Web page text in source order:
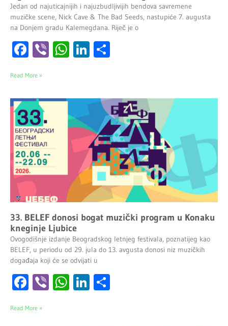
Jedan od najuticajnijih i najuzbudljivijih bendova savremene
muzičke scene, Nick Cave & The Bad Seeds, nastupiće 7. augusta
na Donjem gradu Kalemegdana. Riječ je o
Facebook
ViberWhatsApp
LinkedIn
Read More »
33. BELEF donosi bogat muzički program u Konaku
kneginje Ljubice
Ovogodišnje izdanje Beogradskog letnjeg festivala, poznatijeg kao
BELEF, u periodu od 29. jula do 13. avgusta donosi niz muzičkih
događaja koji će se odvijati u
Facebook
ViberWhatsApp
LinkedIn
Read More »